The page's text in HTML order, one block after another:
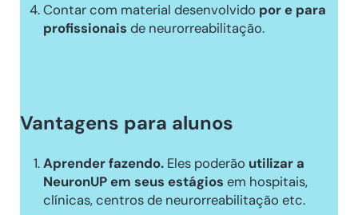
Contar com material desenvolvido por e para
profissionais de neurorreabilitação.
Vantagens para alunos
Aprender fazendo. Eles poderão utilizar a
NeuronUP em seus estágios em hospitais,
clínicas, centros de neurorreabilitação etc.